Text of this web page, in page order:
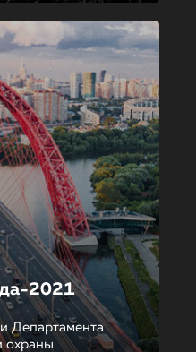
2021
Департамента
охраны